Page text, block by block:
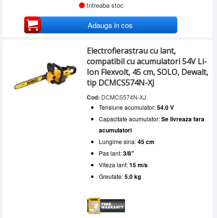
Intreaba stoc
Adauga in cos
Electrofierastrau cu lant,
compatibil cu acumulatori 54V Li-
Ion Flexvolt, 45 cm, SOLO, Dewalt,
tip DCMCS574N-XJ
Cod: DCMCS574N-XJ
Tensiune acumulator:54.0 V
Capacitate acumulator:Se livreaza fara
acumulatori
Lungime sina:45 cm
Pas lant:3/8"
Viteza lant:15 m/s
Greutate:5.0 kg